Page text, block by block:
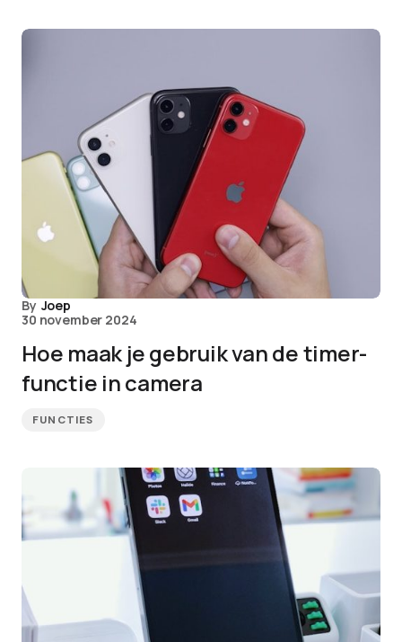
By Joep
30 november 2024
Hoe maak je gebruik van de timer-
functie in camera
FUNCTIES